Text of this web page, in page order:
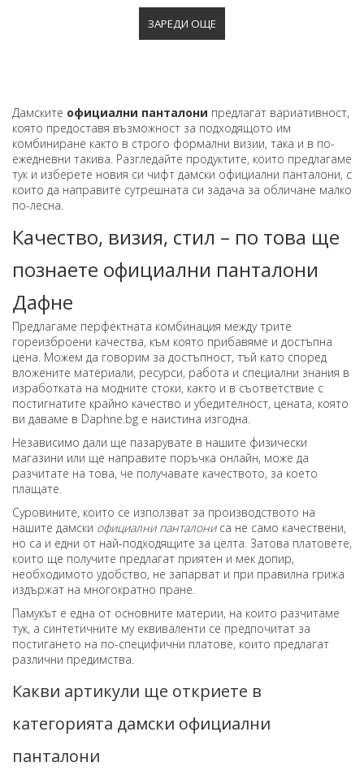
Дамските официални панталони предлагат вариативност,
която предоставя възможност за подходящото им
комбиниране както в строго формални визии, така и в по-
ежедневни такива. Разгледайте продуктите, които предлагаме
тук и изберете новия си чифт дамски официални панталони, с
които да направите сутрешната си задача за обличане малко
по-лесна.
Качество, визия, стил – по това ще
познаете официални панталони
Дафне
Предлагаме перфектната комбинация между трите
гореизброени качества, към която прибавяме и достъпна
цена. Можем да говорим за достъпност, тъй като според
вложените материали, ресурси, работа и специални знания в
изработката на модните стоки, както и в съответствие с
постигнатите крайно качество и убедителност, цената, която
ви даваме в Daphne.bg е наистина изгодна.
Независимо дали ще пазарувате в нашите физически
магазини или ще направите поръчка онлайн, може да
разчитате на това, че получавате качеството, за което
плащате.
Суровините, които се използват за производството на
нашите дамски официални панталониса не само качествени,
но са и едни от най-подходящите за целта. Затова платовете,
които ще получите предлагат приятен и мек допир,
необходимото удобство, не запарват и при правилна грижа
издържат на многократно пране.
Памукът е една от основните материи, на които разчитаме
тук, а синтетичните му еквиваленти се предпочитат за
постигането на по-специфични платове, които предлагат
различни предимства.
Какви артикули ще откриете в
категорията дамски официални
панталони